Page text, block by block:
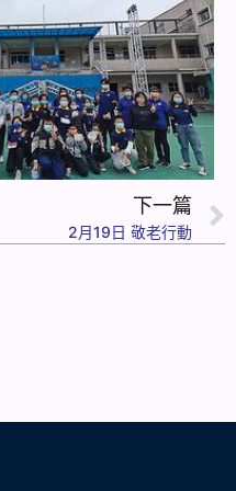
下一篇
2月19日 敬老行動